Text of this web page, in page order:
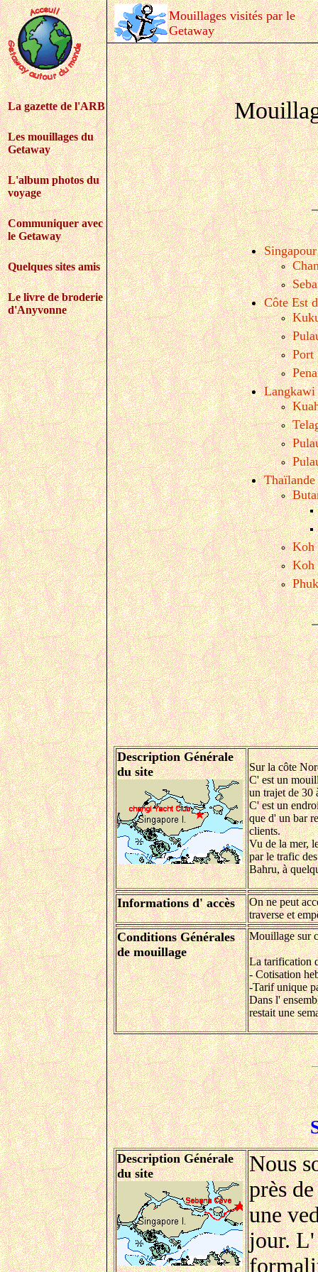
La gazette de l'ARB
Les mouillages du
Getaway
L'album photos du
voyage
Communiquer avec
le Getaway
Quelques sites amis
Le livre de broderie
d'Anyvonne
Mouillages visités par le
Getaway
Singapour
Côte Est
Port
Langkawi
Thaïlande
Koh
Koh
Description Générale
du site
Sur la côte
C' est un
un trajet de 30
C' est un
que d' un bar
clients.
Vu de la mer,
par le trafic
Bahru, à
Informations d' accès
On ne peut
traverse et
Conditions Générales
de mouillage
Mouillage sur
La tarification
- Cotisation
-Tarif unique
Dans l'
restait une
Description Générale
du site
Nous
près
une
jour. L'